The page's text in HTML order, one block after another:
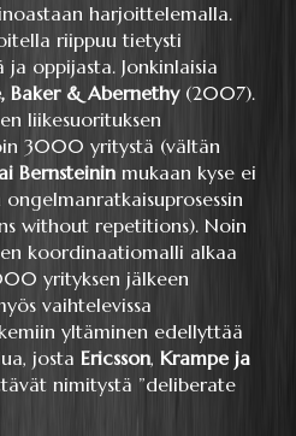
harjoittelemalla.
riippuu tietysti
oppijasta. Jonkinlaisia
Baker & Abernethy(2007).
liikesuorituksen
3000 yritystä (vältän
Bernsteinin mukaan kyse ei
without repetitions). Noin
koordinaatiomalli alkaa
yrityksen jälkeen
vaihtelevissa
yltäminen edellyttää
josta Ericsson, Krampe ja
nimitystä ”deliberate